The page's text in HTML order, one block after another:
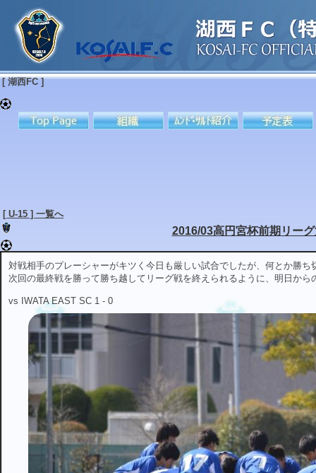
[ 湖西FC ]
[ U-15 ] 一覧へ
2016/03高円宮杯前期リー
対戦相手のプレーシャーがキツく今日も厳しい試合でしたが、何とか勝ち
次回の最終戦を勝って勝ち越してリーグ戦を終えられるように、明日から
vs IWATA EAST SC 1 - 0